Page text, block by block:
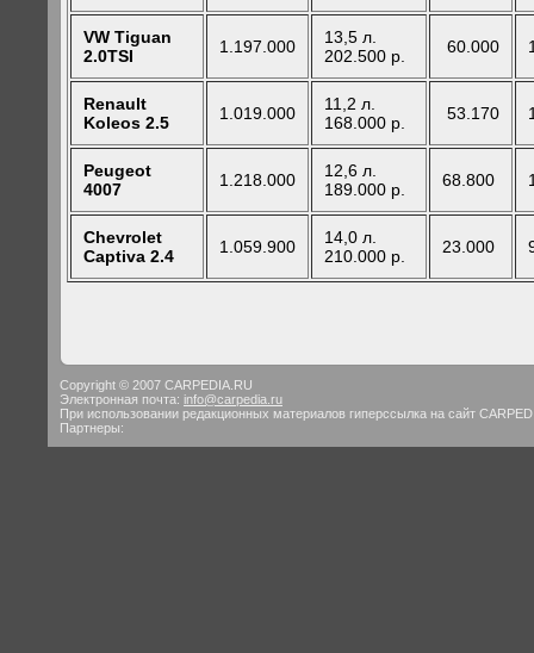
VW Tiguan
2.0TSI 1.197.000
13,5 л.
202.500 р.
60.000
Renault
Koleos 2.5 1.019.000
11,2 л.
168.000 р.
53.170
Peugeot
4007
1.218.000
12,6 л.
189.000 р.
68.800
Chevrolet
Captiva 2.4 1.059.900
14,0 л.
210.000 р.
23.000
Copyright © 2007 CARPEDIA.RU
Электронная почта: info@carpedia.ru
При использовании редакционных материалов гиперссылка на сайт
Партнеры: